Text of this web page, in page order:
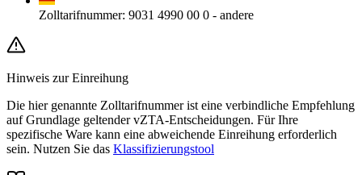
Zolltarifnummer: 9031 4990 00 0 - andere
Hinweis zur Einreihung
Die hier genannte Zolltarifnummer ist eine verbindliche Empfehlung
auf Grundlage geltender vZTA-Entscheidungen. Für Ihre
spezifische Ware kann eine abweichende Einreihung erforderlich
sein. Nutzen Sie das Klassifizierungstool